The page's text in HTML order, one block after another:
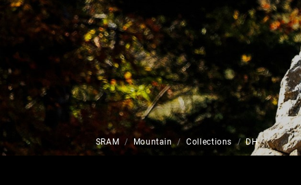
Eagle 70
Eagle 1987 -
Edición limitada
MONTAÑA INICIO
CARRETERA INICIO
SRAM Mountain Collections DH